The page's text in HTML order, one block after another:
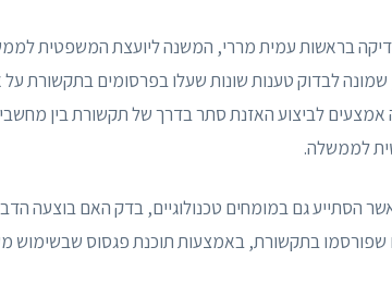
בראשות עמית מררי, המשנה ליועצת המשפטית
לבדוק טענות שונות שעלו בפרסומים בתקשורת על
אמצעים לביצוע האזנת סתר בדרך של תקשורת בין
לממשלה.
הסתייע גם במומחים טכנולוגיים, בדק האם בוצעה
שפורסמו בתקשורת, באמצעות תוכנת פגסוס שבשימוש